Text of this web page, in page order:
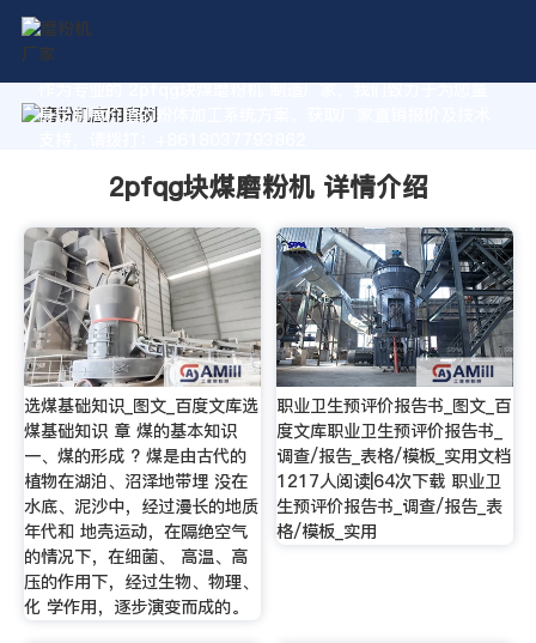
作为专业的 2pfqg块煤磨粉机 制造厂家，我们致力于为您量
身定制高价值的粉体加工系统方案。获取厂家直销报价及技术
2pfqg块煤磨粉机 详情介绍
选煤基础知识_图文_百度文库选
煤基础知识 章 煤的基本知识
一、煤的形成 ? 煤是由古代的
植物在湖泊、沼泽地带埋 没在
水底、泥沙中，经过漫长的地质
年代和 地壳运动，在隔绝空气
的情况下，在细菌、 高温、高
压的作用下，经过生物、物理、
化 学作用，逐步演变而成的。
职业卫生预评价报告书_图文_百
度文库职业卫生预评价报告书_
调查/报告_表格/模板_实用文档
1217人阅读|64次下载 职业卫
生预评价报告书_调查/报告_表
格/模板_实用